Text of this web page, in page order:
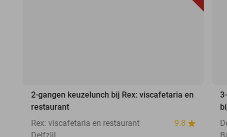
2-gangen keuzelunch bij Rex: viscafetaria en
restaurant
Rex: viscafetaria en restaurant
9.8